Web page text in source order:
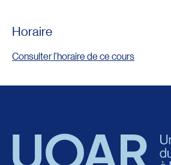
Horaire
Consulter l'horaire de ce cours